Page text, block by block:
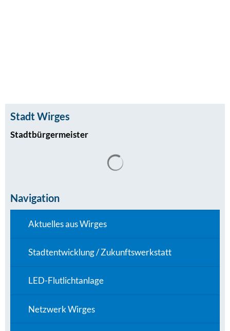
Stadt Wirges
Stadtbürgermeister
Navigation
Aktuelles aus Wirges
Stadtentwicklung / Zukunftswerkstatt
LED-Flutlichtanlage
Netzwerk Wirges